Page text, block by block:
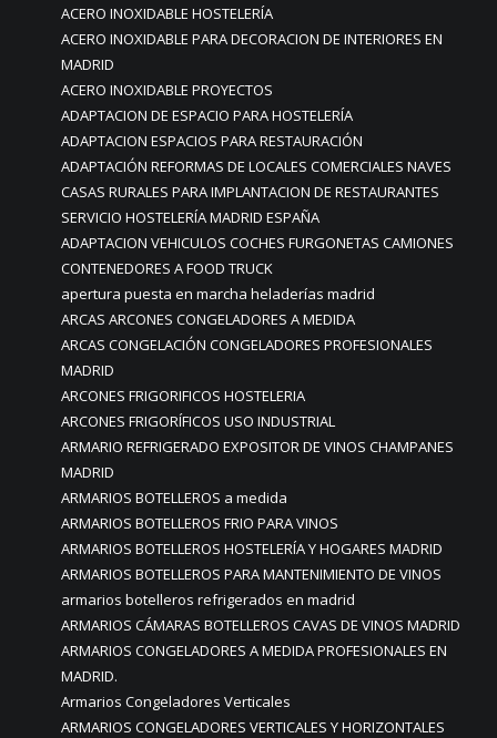
ACERO INOXIDABLE HOSTELERÍA
ACERO INOXIDABLE PARA DECORACION DE INTERIORES EN
MADRID
ACERO INOXIDABLE PROYECTOS
ADAPTACION DE ESPACIO PARA HOSTELERÍA
ADAPTACION ESPACIOS PARA RESTAURACIÓN
ADAPTACIÓN REFORMAS DE LOCALES COMERCIALES NAVES
CASAS RURALES PARA IMPLANTACION DE RESTAURANTES
SERVICIO HOSTELERÍA MADRID ESPAÑA
ADAPTACION VEHICULOS COCHES FURGONETAS CAMIONES
CONTENEDORES A FOOD TRUCK
apertura puesta en marcha heladerías madrid
ARCAS ARCONES CONGELADORES A MEDIDA
ARCAS CONGELACIÓN CONGELADORES PROFESIONALES
MADRID
ARCONES FRIGORIFICOS HOSTELERIA
ARCONES FRIGORÍFICOS USO INDUSTRIAL
ARMARIO REFRIGERADO EXPOSITOR DE VINOS CHAMPANES
MADRID
ARMARIOS BOTELLEROS a medida
ARMARIOS BOTELLEROS FRIO PARA VINOS
ARMARIOS BOTELLEROS HOSTELERÍA Y HOGARES MADRID
ARMARIOS BOTELLEROS PARA MANTENIMIENTO DE VINOS
armarios botelleros refrigerados en madrid
ARMARIOS CÁMARAS BOTELLEROS CAVAS DE VINOS MADRID
ARMARIOS CONGELADORES A MEDIDA PROFESIONALES EN
MADRID.
Armarios Congeladores Verticales
ARMARIOS CONGELADORES VERTICALES Y HORIZONTALES